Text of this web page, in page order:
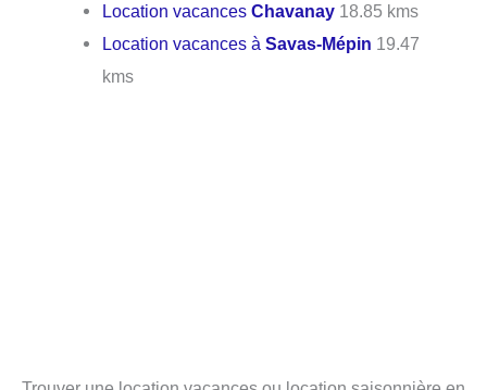
Location vacancesChavanay 18.85 kms
Location vacances àSavas-Mépin 19.47
kms